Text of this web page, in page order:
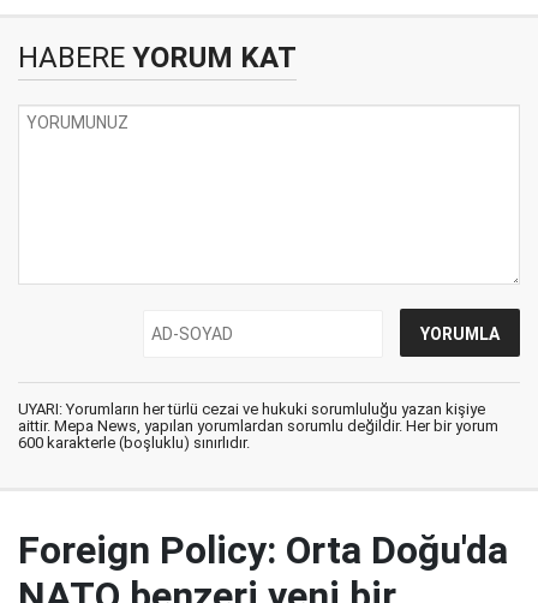
HABERE YORUM KAT
UYARI: Yorumların her türlü cezai ve hukuki sorumluluğu yazan kişiye
aittir. Mepa News, yapılan yorumlardan sorumlu değildir. Her bir yorum
600 karakterle (boşluklu) sınırlıdır.
Foreign Policy: Orta Doğu'da